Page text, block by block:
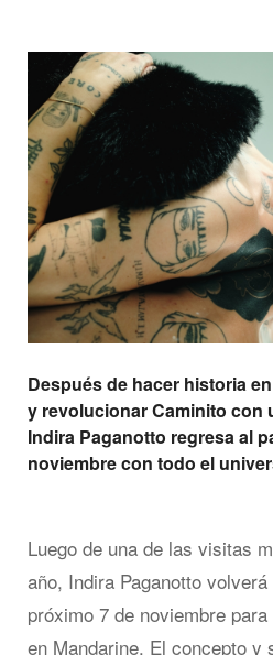
Después de hacer historia
y revolucionar Caminito con
Indira Paganotto regresa al
noviembre con todo el
Luego de una de las visitas
año, Indira Paganotto
próximo 7 de noviembre
en Mandarine. El concepto y